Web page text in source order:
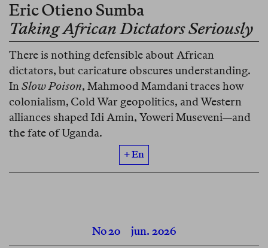
Eric Otieno Sumba
Taking African Dictators Seriously
There is nothing defensible about African
dictators, but caricature obscures understanding.
InSlow Poison, Mahmood Mamdani traces how
colonialism, Cold War geopolitics, and Western
alliances shaped Idi Amin, Yoweri Museveni—and
the fate of Uganda.
+ En
No 20 jun. 2026